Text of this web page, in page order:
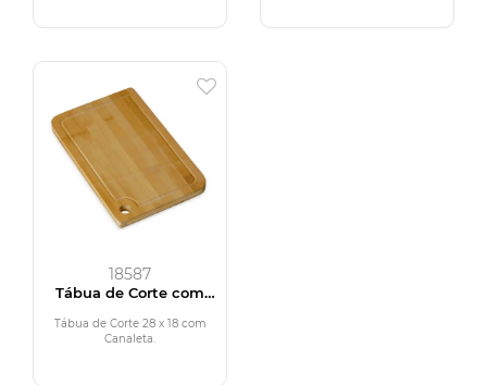
18587
Tábua de Corte com
Tábua de Corte 28 x 18 com
Canaleta.